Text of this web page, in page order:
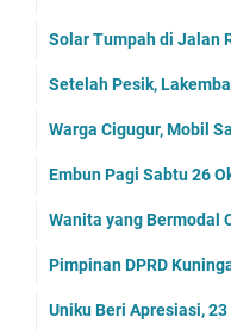
Solar Tumpah di Jalan
Setelah Pesik,
Warga Cigugur, Mobil
Embun Pagi Sabtu 26
Wanita yang Bermodal
Pimpinan DPRD
Uniku Beri Apresiasi,